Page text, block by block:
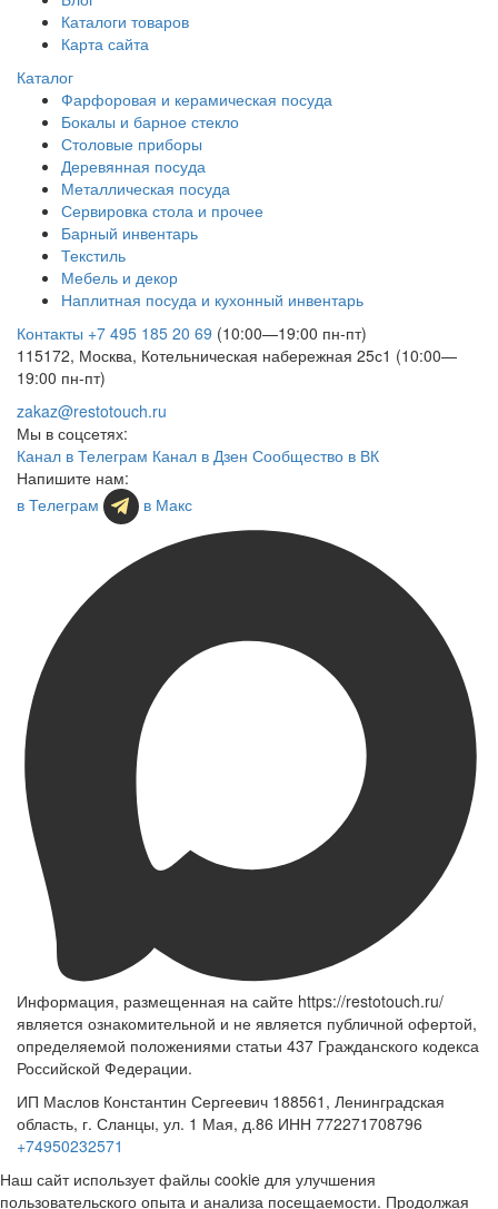
Каталоги товаров
Карта сайта
Каталог
Фарфоровая и керамическая посуда
Бокалы и барное стекло
Столовые приборы
Деревянная посуда
Металлическая посуда
Сервировка стола и прочее
Барный инвентарь
Текстиль
Мебель и декор
Наплитная посуда и кухонный инвентарь
Контакты +7 495 185 20 69 (10:00—19:00 пн-пт)
115172, Москва, Котельническая набережная 25с1 (10:00—
19:00 пн-пт)
zakaz@restotouch.ru
Мы в соцсетях:
Канал в Телеграм Канал в Дзен Сообщество в ВК
Напишите нам:
в Телеграм
в Макс
Информация, размещенная на сайте https://restotouch.ru/
является ознакомительной и не является публичной офертой,
определяемой положениями статьи 437 Гражданского кодекса
Российской Федерации.
ИП Маслов Константин Сергеевич 188561, Ленинградская
область, г. Сланцы, ул. 1 Мая, д.86 ИНН 772271708796
+74950232571
Наш сайт использует файлы cookie для улучшения
пользовательского опыта и анализа посещаемости. Продолжая